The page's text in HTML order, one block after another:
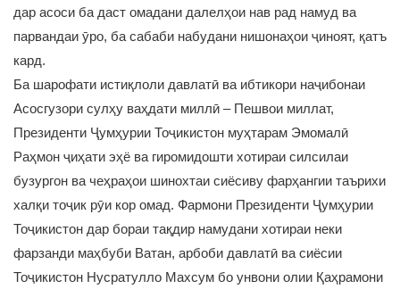
дар асоси ба даст омадани далелҳои нав рад намуд ва
парвандаи ӯро, ба сабаби набудани нишонаҳои ҷиноят, қатъ
кард.
Ба шарофати истиқлоли давлатӣ ва ибтикори наҷибонаи
Асосгузори сулҳу ваҳдати миллӣ – Пешвои миллат,
Президенти Ҷумҳурии Тоҷикистон муҳтарам Эмомалӣ
Раҳмон ҷиҳати эҳё ва гиромидошти хотираи силсилаи
бузургон ва чеҳраҳои шинохтаи сиёсиву фарҳангии таърихи
халқи тоҷик рӯи кор омад. Фармони Президенти Ҷумҳурии
Тоҷикистон дар бораи тақдир намудани хотираи неки
фарзанди маҳбуби Ватан, арбоби давлатӣ ва сиёсии
Тоҷикистон Нусратулло Махсум бо унвони олии Қаҳрамони